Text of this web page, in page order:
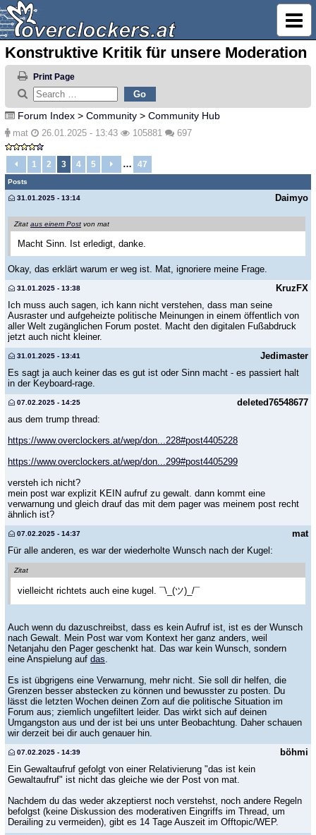
Konstruktive Kritik für unsere Moderation
Print Page
Forum Index > Community > Community Hub
mat 26.01.2025 - 13:43 105881 697
1 2 3 4 5 … 47
Posts
Daimyo
31.01.2025 - 13:14
Zitat aus einem Post von mat
Macht Sinn. Ist erledigt, danke.
Okay, das erklärt warum er weg ist. Mat, ignoriere meine Frage.
KruzFX
31.01.2025 - 13:38
Ich muss auch sagen, ich kann nicht verstehen, dass man seine
Ausraster und aufgeheizte politische Meinungen in einem öffentlich von
aller Welt zugänglichen Forum postet. Macht den digitalen Fußabdruck
jetzt auch nicht kleiner.
Jedimaster
31.01.2025 - 13:41
Es sagt ja auch keiner das es gut ist oder Sinn macht - es passiert halt
in der Keyboard-rage.
deleted76548677
07.02.2025 - 14:25
aus dem trump thread:
https://www.overclockers.at/wep/don...228#post4405228
https://www.overclockers.at/wep/don...299#post4405299
versteh ich nicht?
mein post war explizit KEIN aufruf zu gewalt. dann kommt eine
verwarnung und gleich drauf das mit dem pager was meinem post recht
ähnlich ist?
mat
07.02.2025 - 14:37
Für alle anderen, es war der wiederholte Wunsch nach der Kugel:
Zitat
vielleicht richtets auch eine kugel. ¯\_(ツ)_/¯
Auch wenn du dazuschreibst, dass es kein Aufruf ist, ist es der Wunsch
nach Gewalt. Mein Post war vom Kontext her ganz anders, weil
Netanjahu den Pager geschenkt hat. Das war kein Wunsch, sondern
eine Anspielung auf das.
Es ist übgrigens eine Verwarnung, mehr nicht. Sie soll dir helfen, die
Grenzen besser abstecken zu können und bewusster zu posten. Du
lässt die letzten Wochen deinen Zorn auf die politische Situation im
Forum aus; ziemlich ungefiltert leider. Das wirkt sich auf deinen
Umgangston aus und der ist bei uns unter Beobachtung. Daher schauen
wir derzeit bei dir auch genauer hin.
böhmi
07.02.2025 - 14:39
Ein Gewaltaufruf gefolgt von einer Relativierung "das ist kein
Gewaltaufruf" ist nicht das gleiche wie der Post von mat.
Nachdem du das weder akzeptierst noch verstehst, noch andere Regeln
befolgst (keine Diskussion des moderativen Eingriffs im Thread, um
Derailing zu vermeiden), gibt es 14 Tage Auszeit im Offtopic/WEP.